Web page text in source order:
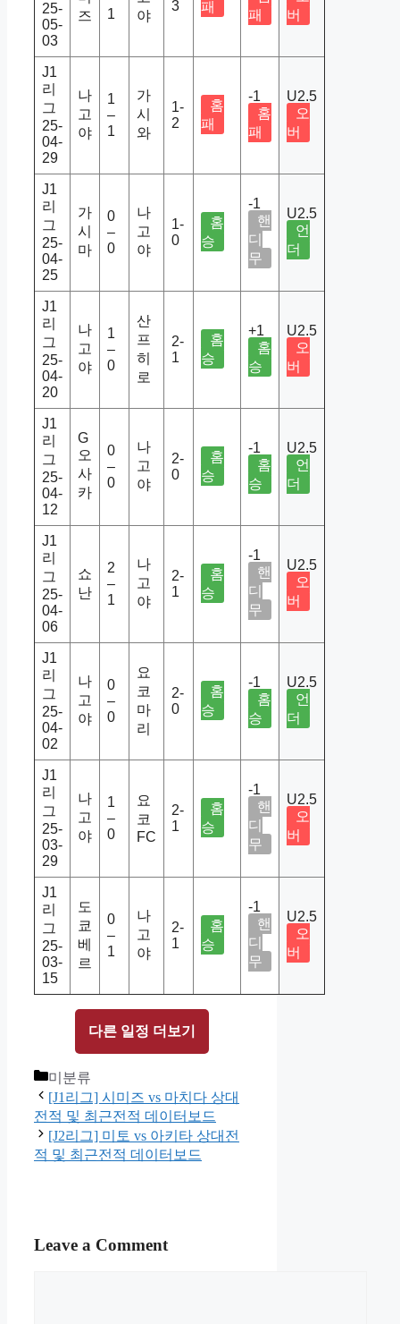
25-
05-
03
즈
1
야
3
패
패
버
J1
리
그
25-
04-
29
나
고
야
1
–
1
가
시
와
1-
2
홈
패
-1
홈
패
U2.5
오
버
J1
리
그
25-
04-
25
가
시
마
0
–
0
나
고
야
1-
0
홈
승
-1
핸
디
무
U2.5
언
더
J1
리
그
25-
04-
20
나
고
야
1
–
0
산
프
히
로
2-
1
홈
승
+1
홈
승
U2.5
오
버
J1
리
그
25-
04-
12
G
오
사
카
0
–
0
나
고
야
2-
0
홈
승
-1
홈
승
U2.5
언
더
J1
리
그
25-
04-
06
쇼
난
2
–
1
나
고
야
2-
1
홈
승
-1
핸
디
무
U2.5
오
버
J1
리
그
25-
04-
02
나
고
야
0
–
0
요
코
마
리
2-
0
홈
승
-1
홈
승
U2.5
언
더
J1
리
그
25-
03-
29
나
고
야
1
–
0
요
코
FC
2-
1
홈
승
-1
핸
디
무
U2.5
오
버
J1
리
그
25-
03-
15
도
쿄
베
르
0
–
1
나
고
야
2-
1
홈
승
-1
핸
디
무
U2.5
오
버
다른 일정 더보기
Categories
미분류
[J1리그] 시미즈 vs 마치다 상대
전적 및 최근전적 데이터보드
[J2리그] 미토 vs 아키타 상대전
적 및 최근전적 데이터보드
Leave a Comment